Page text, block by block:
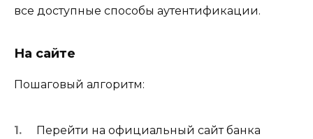
все доступные способы аутентификации.
На сайте
Пошаговый алгоритм:
Перейти на официальный сайт банка